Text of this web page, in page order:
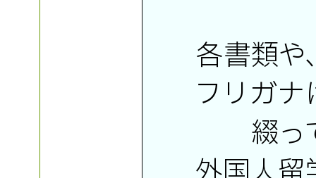
各書類や
フリガ
綴っ